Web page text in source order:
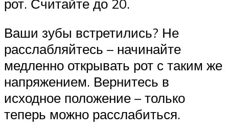
рот. Считайте до 20.
Ваши зубы встретились? Не
расслабляйтесь – начинайте
медленно открывать рот с таким же
напряжением. Вернитесь в
исходное положение – только
теперь можно расслабиться.